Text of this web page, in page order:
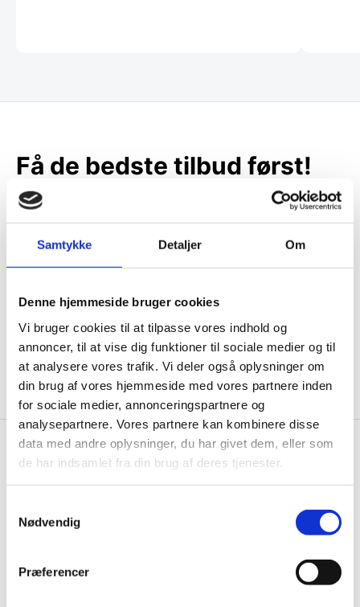
Samtykke Detaljer Om
Denne hjemmeside bruger cookies
Vi bruger cookies til at tilpasse vores indhold og
annoncer, til at vise dig funktioner til sociale medier og til
at analysere vores trafik. Vi deler også oplysninger om
din brug af vores hjemmeside med vores partnere inden
for sociale medier, annonceringspartnere og
analysepartnere. Vores partnere kan kombinere disse
data med andre oplysninger, du har givet dem, eller som
de har indsamlet fra din brug af deres tjenester.
Nødvendig
Præferencer
Få de bedste tilbud først!
Husk at tilmelde dig vores nyhedsbrev og vær først
til de bedste tilbud. Og bare rolig, vi spammer dig
ikke, men sender kun relevante tilbud og
informationer til dig.
Ja tak, tilmeld mig
Wallshop.dk
Gastrobutikken ApS
7430 Ikast
Telefon træffetid: